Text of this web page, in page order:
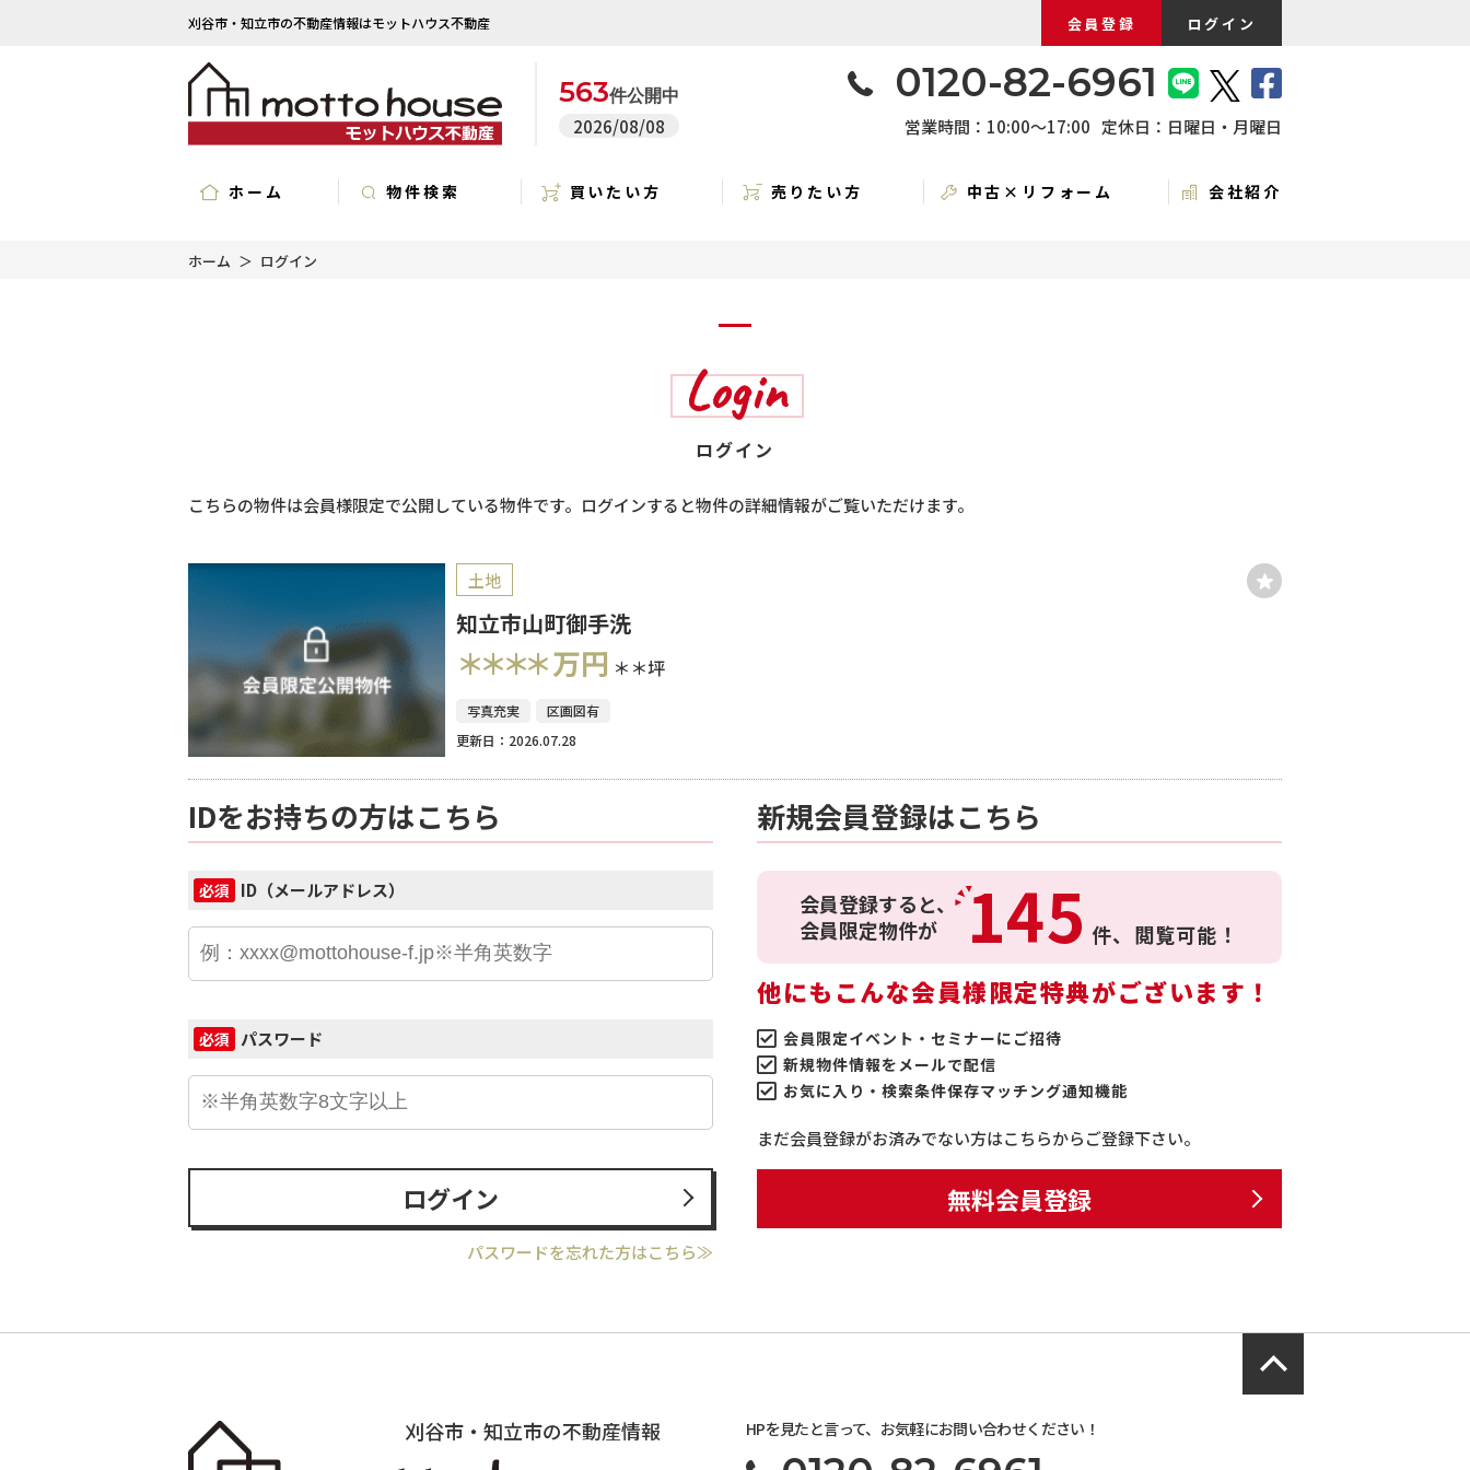
刈谷市・知立市の不動産情報はモットハウス不動産 会員登録 ログイン
563件公開中
2026/08/08
0120-82-6961
営業時間：10:00〜17:00 定休日：日曜日・月曜日
ホーム 物件検索 買いたい方 売りたい方 中古×リフォーム 会社紹介
ホーム ログイン
Login
ログイン
こちらの物件は会員様限定で公開している物件です。ログインすると物件の詳細情報がご覧いただけます。
土地
知立市山町御手洗
＊＊＊＊万円 ＊＊坪
写真充実
区画図有
更新日：2026.07.28
IDをお持ちの方はこちら
必須 ID（メールアドレス）
必須 パスワード
ログイン
パスワードを忘れた方はこちら≫
新規会員登録はこちら
会員登録すると、
会員限定物件が
145 件、 閲覧可能！
他にもこんな会員様限定特典がございます！
会員限定イベント・セミナーにご招待
新規物件情報をメールで配信
お気に入り・検索条件保存マッチング通知機能
まだ会員登録がお済みでない方はこちらからご登録下さい。
無料会員登録
刈谷市・知立市の不動産情報 HPを見たと言って、お気軽にお問い合わせください！